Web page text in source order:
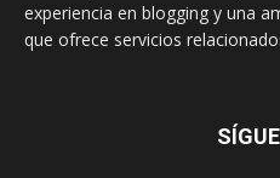
experiencia en blogging y una
que ofrece servicios